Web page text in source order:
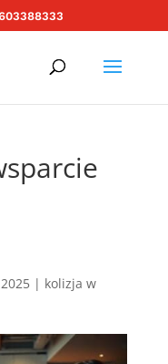
| kolizja w